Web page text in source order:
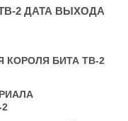
2ДАТА ВЫХОДА
КОРОЛЯ БИТА ТВ-2